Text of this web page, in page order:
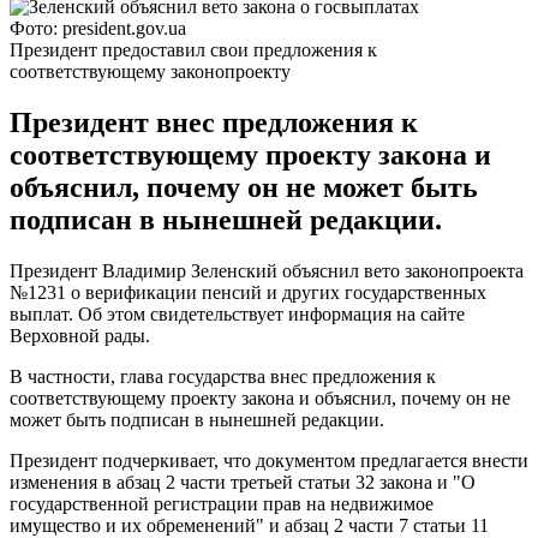
Фото: president.gov.ua
Президент предоставил свои предложения к
соответствующему законопроекту
Президент внес предложения к
соответствующему проекту закона и
объяснил, почему он не может быть
подписан в нынешней редакции.
Президент Владимир Зеленский объяснил вето законопроекта
№1231 о верификации пенсий и других государственных
выплат. Об этом свидетельствует информация на сайте
Верховной рады.
В частности, глава государства внес предложения к
соответствующему проекту закона и объяснил, почему он не
может быть подписан в нынешней редакции.
Президент подчеркивает, что документом предлагается внести
изменения в абзац 2 части третьей статьи 32 закона и "О
государственной регистрации прав на недвижимое
имущество и их обременений" и абзац 2 части 7 статьи 11